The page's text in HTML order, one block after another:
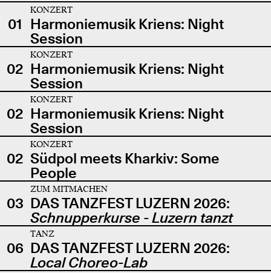
01
KONZERT
Harmoniemusik Kriens: Night
Session
02
KONZERT
Harmoniemusik Kriens: Night
Session
02
KONZERT
Harmoniemusik Kriens: Night
Session
02
KONZERT
Südpol meets Kharkiv: Some
People
03
ZUM MITMACHEN
DAS TANZFEST LUZERN 2026:
Schnupperkurse - Luzern tanzt
06
TANZ
DAS TANZFEST LUZERN 2026:
Local Choreo-Lab